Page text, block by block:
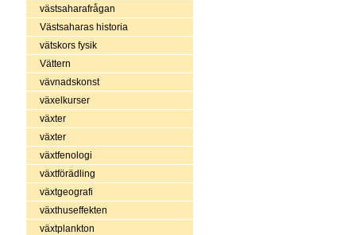
västsaharafrågan
Västsaharas historia
vätskors fysik
Vättern
vävnadskonst
växelkurser
växter
växter
växtfenologi
växtförädling
växtgeografi
växthuseffekten
växtplankton